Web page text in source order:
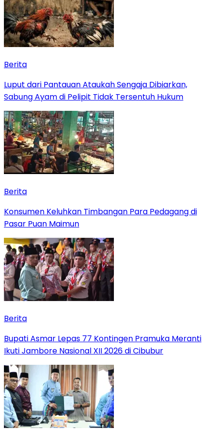
Berita
Luput dari Pantauan Ataukah Sengaja Dibiarkan,
Sabung Ayam di Pelipit Tidak Tersentuh Hukum
Berita
Konsumen Keluhkan Timbangan Para Pedagang di
Pasar Puan Maimun
Berita
Bupati Asmar Lepas 77 Kontingen Pramuka Meranti
Ikuti Jambore Nasional XII 2026 di Cibubur